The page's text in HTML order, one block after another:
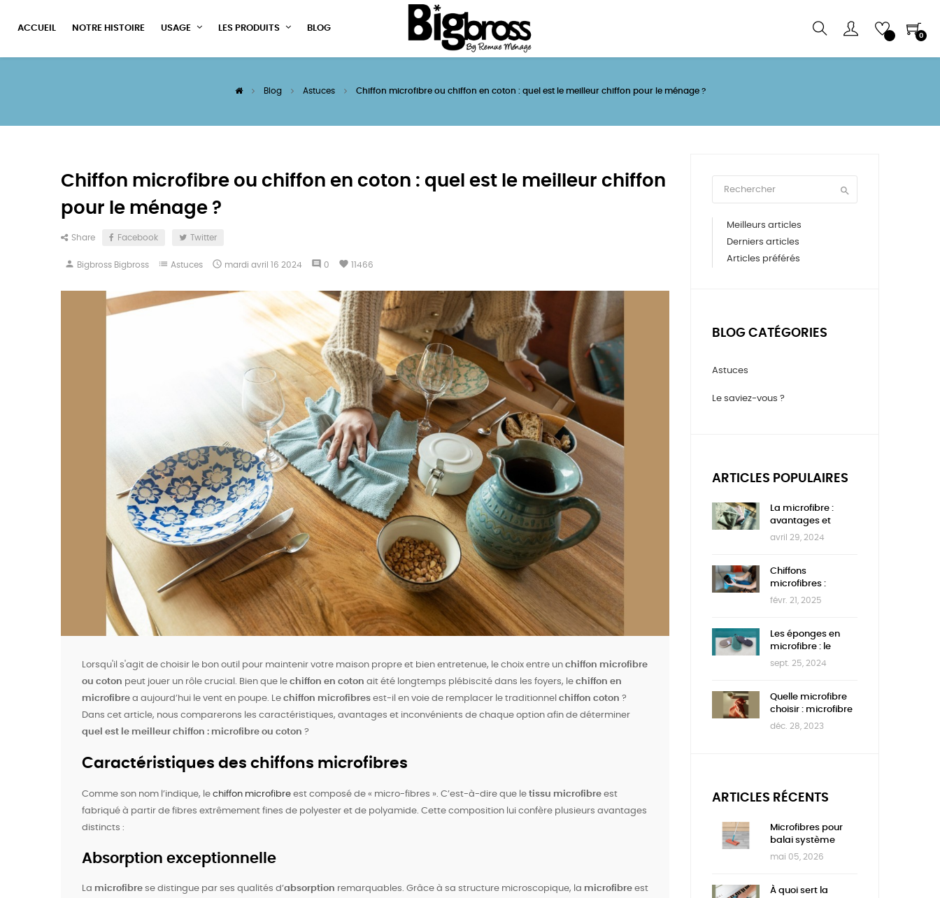
ACCUEIL NOTRE HISTOIRE USAGE LES PRODUITS BLOG
0
Blog Astuces Chiffon microfibre ou chiffon en coton : quel est le meilleur chiffon pour le ménage ?
Chiffon microfibre ou chiffon en coton : quel est le meilleur chiffon
pour le ménage ?
Share Facebook Twitter
person Bigbross Bigbross list Astuces  mardi avril 16 2024 comment 0 favorite 11466
Lorsqu'il s'agit de choisir le bon outil pour maintenir votre maison propre et bien entretenue, le choix entre un chiffon microfibre
ou coton peut jouer un rôle crucial. Bien que le chiffon en coton ait été longtemps plébiscité dans les foyers, le chiffon en
microfibre a aujourd’hui le vent en poupe. Le chiffon microfibres est-il en voie de remplacer le traditionnel chiffon coton ?
Dans cet article, nous comparerons les caractéristiques, avantages et inconvénients de chaque option afin de déterminer
quel est le meilleur chiffon : microfibre ou coton ?
Caractéristiques des chiffons microfibres
Comme son nom l’indique, le chiffon microfibre est composé de « micro-fibres ». C’est-à-dire que le tissu microfibre est
fabriqué à partir de fibres extrêmement fines de polyester et de polyamide. Cette composition lui confère plusieurs avantages
distincts :
Absorption exceptionnelle
La microfibre se distingue par ses qualités d’absorption remarquables. Grâce à sa structure microscopique, la microfibre est

Meilleurs articles
Derniers articles
Articles préférés
BLOG CATÉGORIES
Astuces
Le saviez-vous ?
ARTICLES POPULAIRES
La microfibre :
avantages et
inconvénients
avril 29, 2024
Chiffons
microfibres :
comment les
févr. 21, 2025
Les éponges en
microfibre : le
guide complet
sept. 25, 2024
Quelle microfibre
choisir : microfibre
fine, normale ou
déc. 28, 2023
ARTICLES RÉCENTS
Microfibres pour
balai système
lingettes :
écologique
mai 05, 2026
À quoi sert la